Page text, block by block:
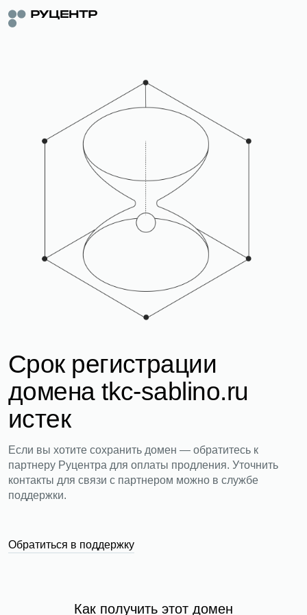
Срок регистрации
домена tkc-sablino.ru
истек
Если вы хотите сохранить домен — обратитесь к
партнеру Руцентра для оплаты продления. Уточнить
контакты для связи с партнером можно в службе
поддержки.
Обратиться в поддержку
Как получить этот домен